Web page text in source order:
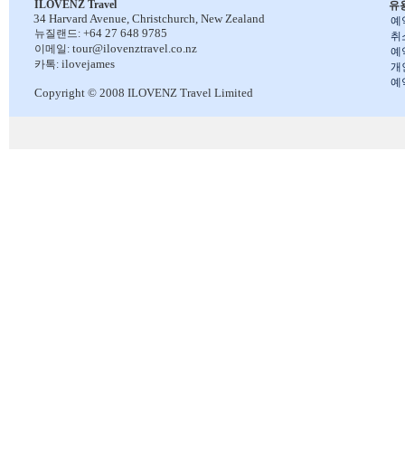
유
예
취
예
개
예
ILOVENZ Travel
34 Harvard Avenue, Christchurch, New Zealand
뉴질랜드: +64 27 648 9785
이메일: tour@ilovenztravel.co.nz
카톡: ilovejames
Copyright © 2008 ILOVENZ Travel Limited